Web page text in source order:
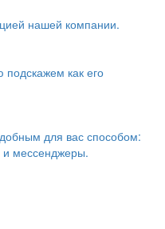
нашей компании.
как его
для вас способом:
и мессенджеры.